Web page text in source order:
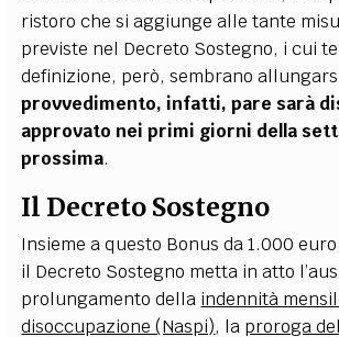
ristoro che si aggiunge alle tante
previste nel Decreto Sostegno, i cui
definizione, però, sembrano
provvedimento, infatti, pare sarà
approvato nei primi giorni della
prossima.
Il Decreto Sostegno
Insieme a questo Bonus da 1.000
il Decreto Sostegno metta in atto
prolungamento della indennità
disoccupazione (Naspi), la proroga